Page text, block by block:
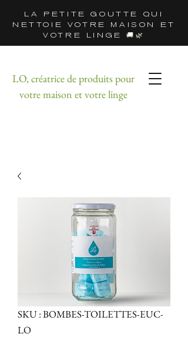
LA PETITE GOUTTE QUI
NETTOIE VOTRE MAISON ET
VOTRE LINGE 🚚🌿
LO, créatrice de produits pour
votre maison et votre linge
SKU : BOMBES-TOILETTES-EUC-
LO